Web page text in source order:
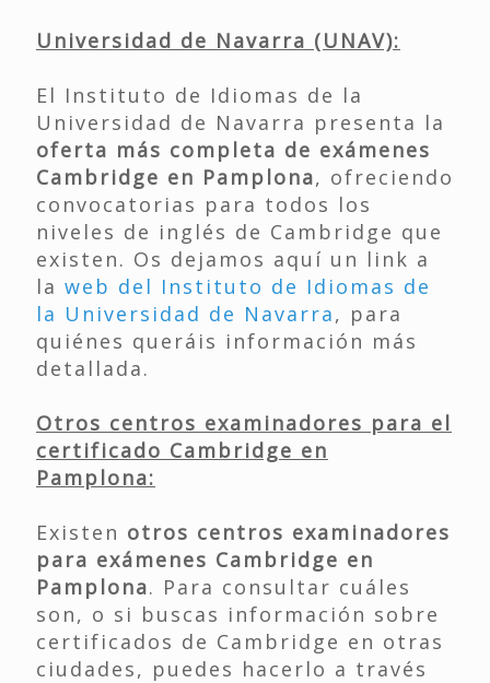
Universidad de Navarra (UNAV):
El Instituto de Idiomas de la
Universidad de Navarra presenta la
oferta más completa de exámenes
Cambridge en Pamplona, ofreciendo
convocatorias para todos los
niveles de inglés de Cambridge que
existen. Os dejamos aquí un link a
la web del Instituto de Idiomas de
la Universidad de Navarra, para
quiénes queráis información más
detallada.
Otros centros examinadores para el
certificado Cambridge en
Pamplona:
Existen otros centros examinadores
para exámenes Cambridge en
Pamplona. Para consultar cuáles
son, o si buscas información sobre
certificados de Cambridge en otras
ciudades, puedes hacerlo a través